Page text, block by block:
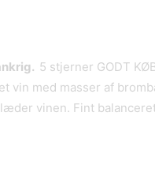
5 stjerner GODT
med masser af
vinen. Fint